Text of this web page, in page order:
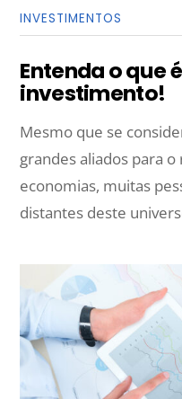
INVESTIMENTOS
Entenda o que
investimento!
Mesmo que se
grandes aliados para
economias, muitas
distantes deste